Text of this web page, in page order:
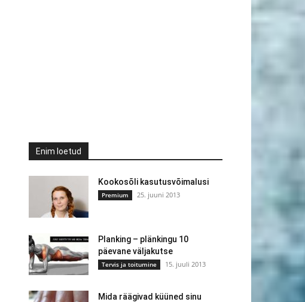
Enim loetud
Kookosõli kasutusvõimalusi
Premium 25. juuni 2013
Planking – plänkingu 10
päevane väljakutse
Tervis ja toitumine 15. juuli 2013
Mida räägivad küüned sinu